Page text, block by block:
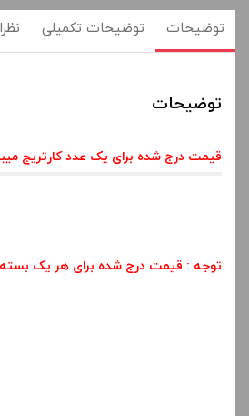
توضیحات توضیحات تکمیلی
توضیحات
قیمت درج شده برای یک عدد کارتریج
توجه : قیمت درج شده برای هر یک بسته